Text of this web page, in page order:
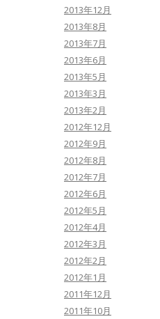
2013年12月
2013年8月
2013年7月
2013年6月
2013年5月
2013年3月
2013年2月
2012年12月
2012年9月
2012年8月
2012年7月
2012年6月
2012年5月
2012年4月
2012年3月
2012年2月
2012年1月
2011年12月
2011年10月